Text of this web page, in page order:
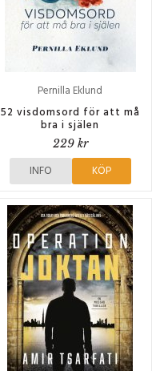
Pernilla Eklund
52 visdomsord för att må
bra i själen
229 kr
INFO KÖP